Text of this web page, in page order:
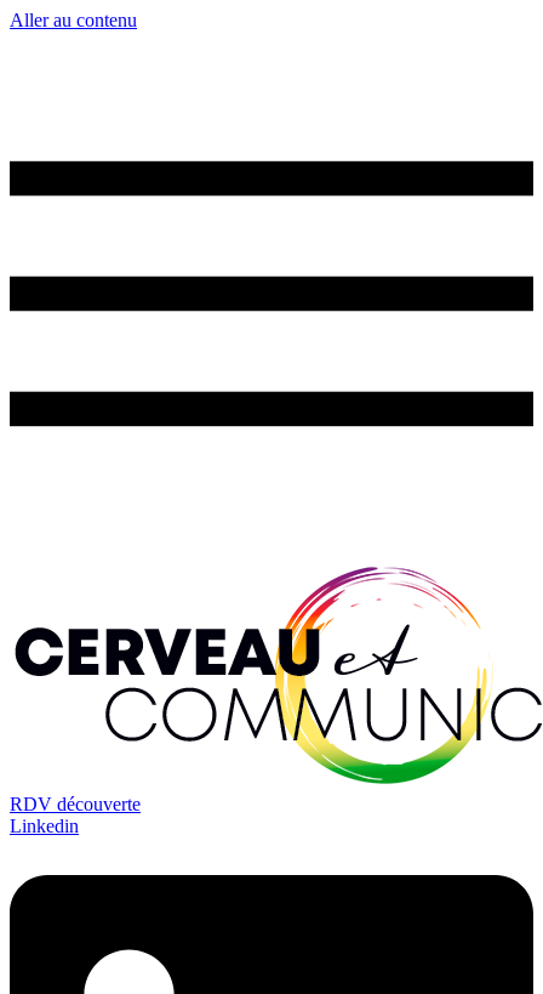
Aller au contenu
RDV découverte
Linkedin